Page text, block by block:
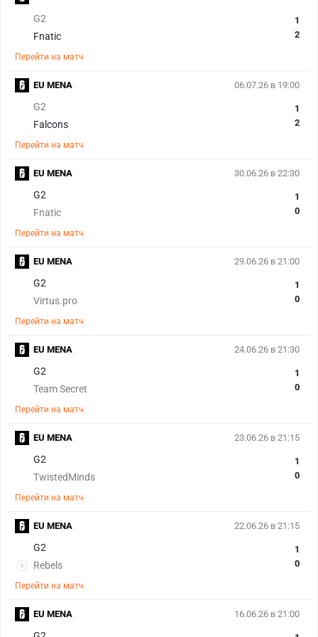
G2
Fnatic
1
2
Перейти на матч
06.07.26 в 19:00
G2
Falcons
1
2
Перейти на матч
EU MENA
30.06.26 в 22:30
G2
Fnatic
1
0
Перейти на матч
EU MENA
29.06.26 в 21:00
G2
Virtus.pro
1
0
Перейти на матч
EU MENA
24.06.26 в 21:30
G2
Team Secret
1
0
Перейти на матч
EU MENA
23.06.26 в 21:15
G2
TwistedMinds
1
0
Перейти на матч
EU MENA
22.06.26 в 21:15
G2
Rebels
1
0
Перейти на матч
EU MENA
16.06.26 в 21:00
EU MENA